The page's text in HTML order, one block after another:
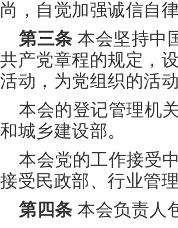
尚，自觉加强诚信自律
第三条本会坚持中
共产党章程的规定，
活动，为党组织的活
本会的登记管理机
和城乡建设部。
本会党的工作接受
接受民政部、行业管
第四条本会负责人